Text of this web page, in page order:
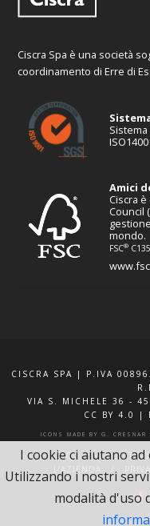
Ciscra Spa è una società
coordinamento di Erre di
Amici
Ciscra
Council
mondo.
FSC®
CISCRA SPA | P.IVA
VIA S. MICHELE 36 -
CC BY 4.0
|
ICONS MADE BY G. CRESNAR
F.A.Q. XQUOTE.IT
I cookie ci aiutano
Utilizzando i nostri
modalità d'uso